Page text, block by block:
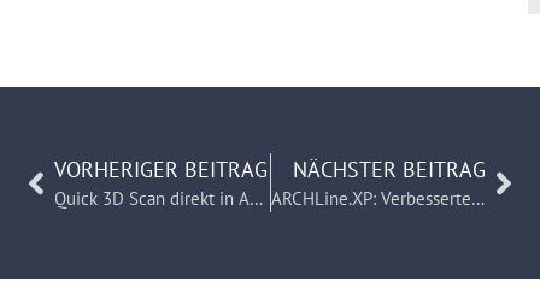
VORHERIGER BEITRAG
Quick 3D Scan direkt in ARCHLine.XP: So funktioniert Scan-to-BIM mit dem DINO SLAM Scanner
NÄCHSTER BEITRAG
ARCHLine.XP: Verbessertes Architekturraster – Stützen verschieben sich automatisch mit